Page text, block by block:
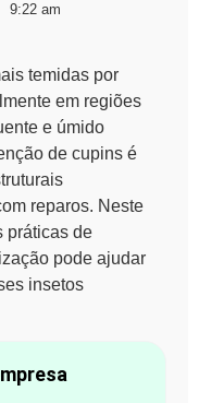
9:22 am
temidas por
em regiões
e úmido
de cupins é
reparos. Neste
práticas de
pode ajudar
insetos